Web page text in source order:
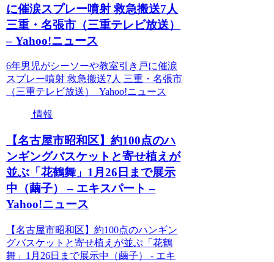
に催涙スプレー噴射 救急搬送7人
三重・名張市（三重テレビ放送）
– Yahoo!ニュース
6年男児がシーソーや教室引き戸に催涙
スプレー噴射 救急搬送7人 三重・名張市
（三重テレビ放送） Yahoo!ニュース
情報
【名古屋市昭和区】約100点のハ
ンギングバスケットと寄せ植えが
並ぶ「花鶴舞」1月26日まで展示
中（繭子） – エキスパート –
Yahoo!ニュース
【名古屋市昭和区】約100点のハンギン
グバスケットと寄せ植えが並ぶ「花鶴
舞」1月26日まで展示中（繭子） - エキ